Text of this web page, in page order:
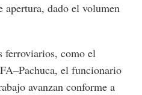
dado el volumen
ferroviarios, como el
el funcionario
avanzan conforme a